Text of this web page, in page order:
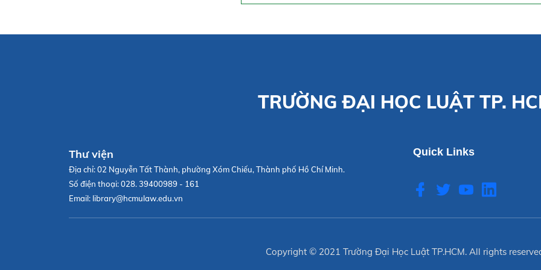
TRƯỜNG ĐẠI HỌC LUẬT TP.
Thư viện
Địa chỉ:02 Nguyễn Tất Thành, phường Xóm Chiếu, Thành phố Hồ Chí Minh.
Số điện thoại:028. 39400989 - 161
Email: library@hcmulaw.edu.vn
Quick Links
Copyright © 2021 Trường Đại Học Luật TP.HCM. All rights